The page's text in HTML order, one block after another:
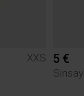
XXS
5 €
Sinsay